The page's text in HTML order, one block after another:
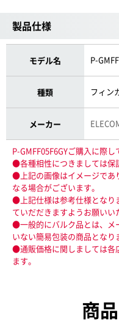
製品仕様
モデル名 P-
種類 フィン
メーカー
P-GMFF05F6GYご購入に際
●各種相性につきましては保
●上記の画像はイメージであ
なる場合がございます。
●上記仕様は参考仕様となり
ていだだきますようお願いい
●一般的にバルク品とは、メ
いない簡易包装の商品となり
●通販価格に関しましては各
ます。
商